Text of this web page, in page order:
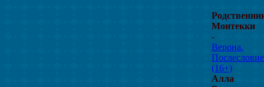
Монтекки
-
Верона.
Послесловие
(16+)
Алла